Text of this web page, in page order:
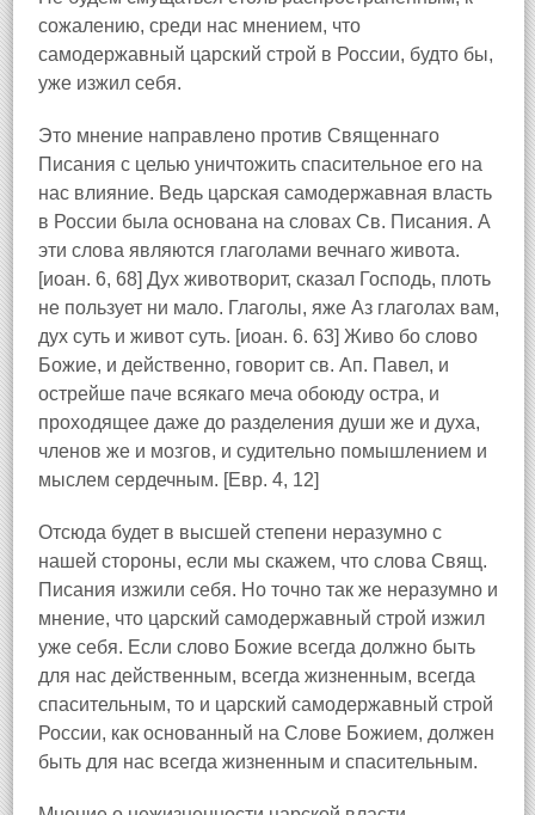
сожалению, среди нас мнением, что
самодержавный царский строй в России, будто бы,
уже изжил себя.
Это мнение направлено против Священнаго
Писания с целью уничтожить спасительное его на
нас влияние. Ведь царская самодержавная власть
в России была основана на словах Св. Писания. А
эти слова являются глаголами вечнаго живота.
[иоан. 6, 68] Дух животворит, сказал Господь, плоть
не пользует ни мало. Глаголы, яже Аз глаголах вам,
дух суть и живот суть. [иоан. 6. 63] Живо бо слово
Божие, и действенно, говорит св. Ап. Павел, и
острейше паче всякаго меча обоюду остра, и
проходящее даже до разделения души же и духа,
членов же и мозгов, и судительно помышлением и
мыслем сердечным. [Евр. 4, 12]
Отсюда будет в высшей степени неразумно с
нашей стороны, если мы скажем, что слова Свящ.
Писания изжили себя. Но точно так же неразумно и
мнение, что царский самодержавный строй изжил
уже себя. Если слово Божие всегда должно быть
для нас действенным, всегда жизненным, всегда
спасительным, то и царский самодержавный строй
России, как основанный на Слове Божием, должен
быть для нас всегда жизненным и спасительным.